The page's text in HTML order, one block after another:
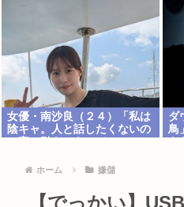
女優・南沙良（２４）「私は
陰キャ。人と話したくないの
ダ
鳥
ホーム 嫌儲
【でっかい】